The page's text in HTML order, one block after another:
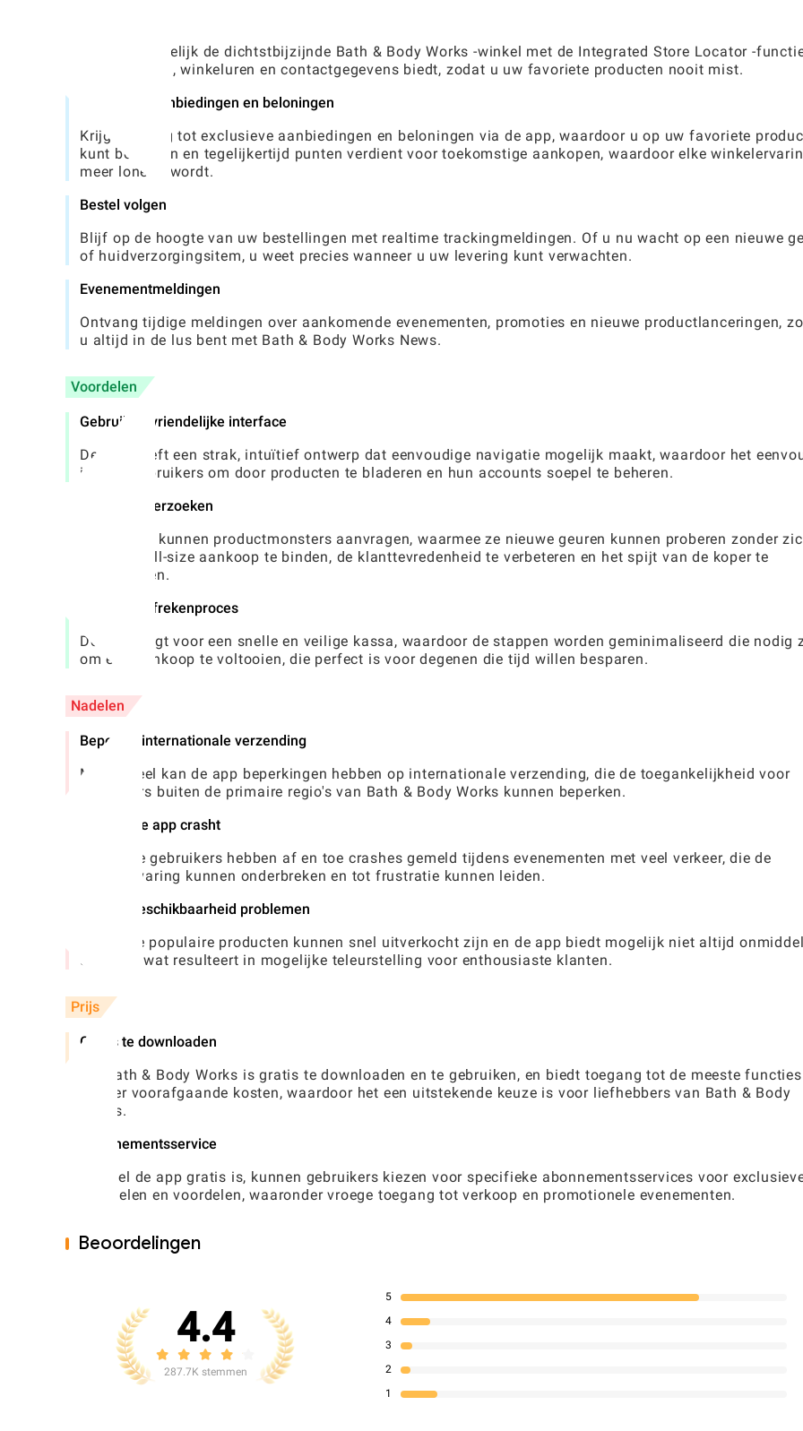
Vind gemakkelijk de dichtstbijzijnde Bath & Body Works -winkel met de Integrated Store Locator -
aanwijzingen, winkeluren en contactgegevens biedt, zodat u uw favoriete producten nooit mist.
Exclusieve aanbiedingen en beloningen
Krijg toegang tot exclusieve aanbiedingen en beloningen via de app, waardoor u op uw favoriete
kunt besparen en tegelijkertijd punten verdient voor toekomstige aankopen, waardoor elke
meer lonend wordt.
Bestel volgen
Blijf op de hoogte van uw bestellingen met realtime trackingmeldingen. Of u nu wacht op een nieuwe
of huidverzorgingsitem, u weet precies wanneer u uw levering kunt verwachten.
Evenementmeldingen
Ontvang tijdige meldingen over aankomende evenementen, promoties en nieuwe productlanceringen,
u altijd in de lus bent met Bath & Body Works News.
Voordelen
Gebruikersvriendelijke interface
De app heeft een strak, intuïtief ontwerp dat eenvoudige navigatie mogelijk maakt, waardoor het
is voor gebruikers om door producten te bladeren en hun accounts soepel te beheren.
Voorbeeldverzoeken
Gebruikers kunnen productmonsters aanvragen, waarmee ze nieuwe geuren kunnen proberen zonder
aan een full-size aankoop te binden, de klanttevredenheid te verbeteren en het spijt van de koper te
verminderen.
Naadloos afrekenproces
De app zorgt voor een snelle en veilige kassa, waardoor de stappen worden geminimaliseerd die nodig
om een ​​aankoop te voltooien, die perfect is voor degenen die tijd willen besparen.
Nadelen
Beperkte internationale verzending
Momenteel kan de app beperkingen hebben op internationale verzending, die de toegankelijkheid voor
gebruikers buiten de primaire regio's van Bath & Body Works kunnen beperken.
Incaselijke app crasht
Sommige gebruikers hebben af ​​en toe crashes gemeld tijdens evenementen met veel verkeer, die de
winkelervaring kunnen onderbreken en tot frustratie kunnen leiden.
Productbeschikbaarheid problemen
Bepaalde populaire producten kunnen snel uitverkocht zijn en de app biedt mogelijk niet altijd
updates, wat resulteert in mogelijke teleurstelling voor enthousiaste klanten.
Prijs
Gratis te downloaden
My Bath & Body Works is gratis te downloaden en te gebruiken, en biedt toegang tot de meeste functies
zonder voorafgaande kosten, waardoor het een uitstekende keuze is voor liefhebbers van Bath & Body
Works.
Abonnementsservice
Hoewel de app gratis is, kunnen gebruikers kiezen voor specifieke abonnementsservices voor
voordelen en voordelen, waaronder vroege toegang tot verkoop en promotionele evenementen.
Beoordelingen
4.4
287.7K stemmen
5
4
3
2
1